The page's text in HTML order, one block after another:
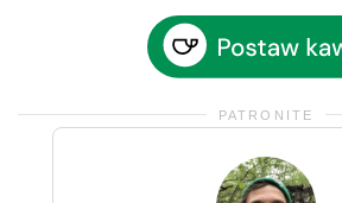
PATRONITE